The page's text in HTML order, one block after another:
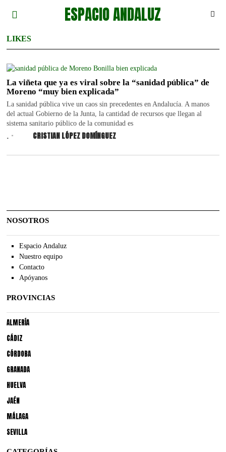
ESPACIO ANDALUZ
LIKES
La viñeta que ya es viral sobre la “sanidad pública” de
Moreno “muy bien explicada”
La sanidad pública vive un caos sin precedentes en Andalucía. A manos
del actual Gobierno de la Junta, la cantidad de recursos que llegan al
sistema sanitario público de la comunidad es
. CRISTIAN LÓPEZ DOMÍNGUEZ
NOSOTROS
Espacio Andaluz
Nuestro equipo
Contacto
Apóyanos
PROVINCIAS
ALMERÍA
CÁDIZ
CÓRDOBA
GRANADA
HUELVA
JAÉN
MÁLAGA
SEVILLA